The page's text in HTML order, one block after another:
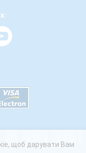
щоб дарувати Вам